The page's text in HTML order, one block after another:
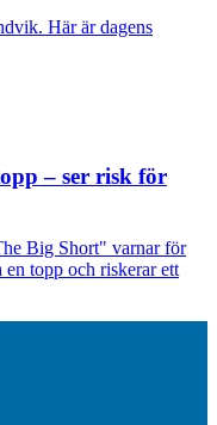
Här är dagens
– ser risk för
Big Short" varnar för
en topp och riskerar ett